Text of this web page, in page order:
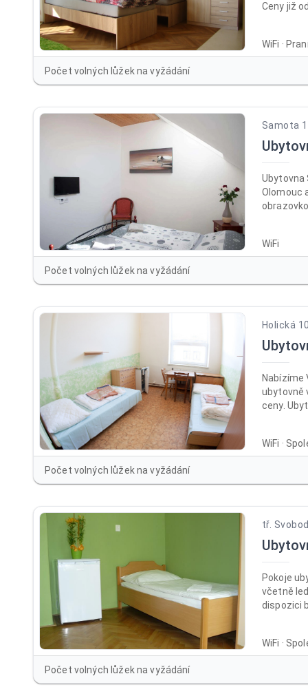
Ceny již
/osoba /
lůžko /
WiFi ·
Počet volných lůžek na vyžádání
Samota
Ubytovna
Olomouc
místě je k
WiFi
Počet volných lůžek na vyžádání
Holická
Nabízíme
ubytovně
ceny.
penzion
kasáren
Olomouc.
WiFi ·
Počet volných lůžek na vyžádání
tř.
Pokoje
včetně
dispozici
připravit
jídlo po
WiFi ·
Počet volných lůžek na vyžádání